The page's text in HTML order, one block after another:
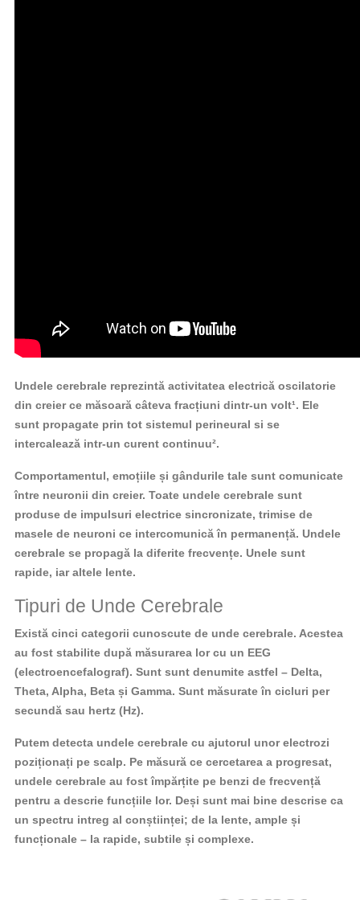
Undele cerebrale reprezintă activitatea electrică oscilatorie
din creier ce măsoară câteva fracțiuni dintr-un volt¹. Ele
sunt propagate prin tot sistemul perineural si se
intercalează intr-un curent continuu².
Comportamentul, emoțiile și gândurile tale sunt comunicate
între neuronii din creier. Toate undele cerebrale sunt
produse de impulsuri electrice sincronizate, trimise de
masele de neuroni ce intercomunică în permanență. Undele
cerebrale se propagă la diferite frecvențe. Unele sunt
rapide, iar altele lente.
Tipuri de Unde Cerebrale
Există cinci categorii cunoscute de unde cerebrale. Acestea
au fost stabilite după măsurarea lor cu un EEG
(electroencefalograf). Sunt sunt denumite astfel – Delta,
Theta, Alpha, Beta și Gamma. Sunt măsurate în cicluri per
secundă sau hertz (Hz).
Putem detecta undele cerebrale cu ajutorul unor electrozi
poziționați pe scalp. Pe măsură ce cercetarea a progresat,
undele cerebrale au fost împărțite pe benzi de frecvență
pentru a descrie funcțiile lor. Deși sunt mai bine descrise ca
un spectru intreg al conștiinței; de la lente, ample și
funcționale – la rapide, subtile și complexe.